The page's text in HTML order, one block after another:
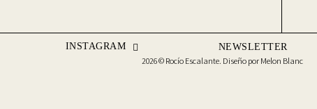
INSTAGRAM
NEWSLETTER
2026 © Rocío Escalante. Diseño por Melon Blanc